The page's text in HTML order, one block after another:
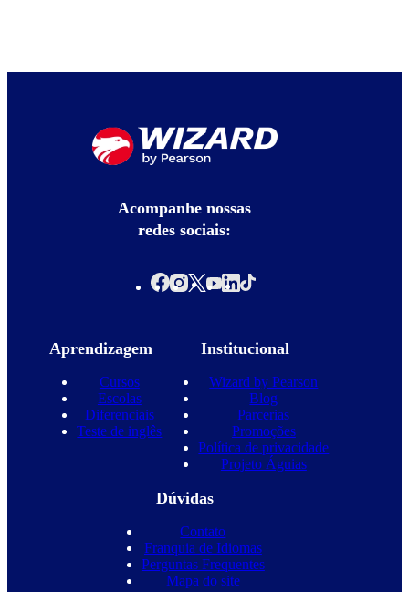
Acompanhe nossas
redes sociais:
Aprendizagem
Cursos
Escolas
Diferenciais
Teste de inglês
Institucional
Wizard by Pearson
Blog
Parcerias
Promoções
Política de privacidade
Projeto Águias
Dúvidas
Contato
Franquia de Idiomas
Perguntas Frequentes
Mapa do site